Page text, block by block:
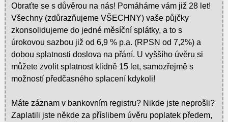
Obraťte se s důvěrou na nás! Pomáháme vám již 28 let!
Všechny (zdůrazňujeme VŠECHNY) vaše půjčky
zkonsolidujeme do jedné měsíční splátky, a to s
úrokovou sazbou již od 6,9 % p.a. (RPSN od 7,2%) a
dobou splatnosti doslova na přání. U vyššího úvěru si
můžete zvolit splatnost klidně 15 let, samozřejmě s
možností předčasného splacení kdykoli!
Máte záznam v bankovním registru? Nikde jste neprošli?
Zaplatili jste někde za příslibem úvěru poplatek předem,